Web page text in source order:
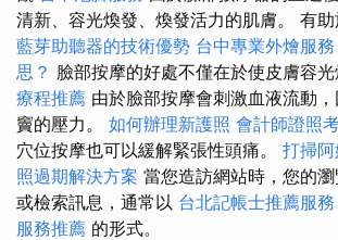
清新、容光煥發、煥發活力的肌膚。 有
藍芽助聽器的技術優勢 台中專業外燴服務
思？ 臉部按摩的好處不僅在於使皮膚容光
療程推薦 由於臉部按摩會刺激血液流動
竇的壓力。 如何辦理新護照 會計師證照
穴位按摩也可以緩解緊張性頭痛。 打掃
照過期解決方案 當您造訪網站時，您的
或檢索訊息，通常以 台北記帳士推薦服務
服務推薦 的形式。